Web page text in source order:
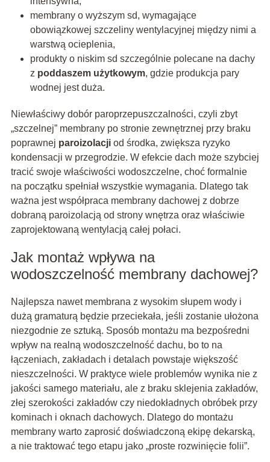
membrany o wyższym sd, wymagające
obowiązkowej szczeliny wentylacyjnej między nimi a
warstwą ocieplenia,
produkty o niskim sd szczególnie polecane na dachy
z poddaszem użytkowym, gdzie produkcja pary
wodnej jest duża.
Niewłaściwy dobór paroprzepuszczalności, czyli zbyt
„szczelnej” membrany po stronie zewnętrznej przy braku
poprawnej paroizolacjiod środka, zwiększa ryzyko
kondensacji w przegrodzie. W efekcie dach może szybciej
tracić swoje właściwości wodoszczelne, choć formalnie
na początku spełniał wszystkie wymagania. Dlatego tak
ważna jest współpraca membrany dachowej z dobrze
dobraną paroizolacją od strony wnętrza oraz właściwie
zaprojektowaną wentylacją całej połaci.
Jak montaż wpływa na
wodoszczelność membrany dachowej?
Najlepsza nawet membrana z wysokim słupem wody i
dużą gramaturą będzie przeciekała, jeśli zostanie ułożona
niezgodnie ze sztuką. Sposób montażu ma bezpośredni
wpływ na realną wodoszczelność dachu, bo to na
łączeniach, zakładach i detalach powstaje większość
nieszczelności. W praktyce wiele problemów wynika nie z
jakości samego materiału, ale z braku sklejenia zakładów,
złej szerokości zakładów czy niedokładnych obróbek przy
kominach i oknach dachowych. Dlatego do montażu
membrany warto zaprosić doświadczoną ekipę dekarską,
a nie traktować tego etapu jako „proste rozwinięcie folii”.